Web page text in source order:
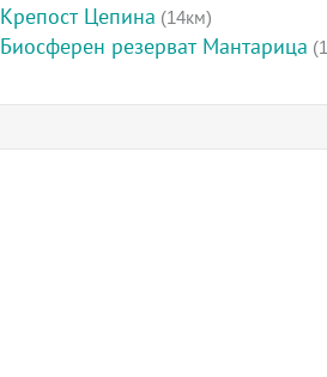
Крепост Цепина (14км)
Биосферен резерват Мантарица